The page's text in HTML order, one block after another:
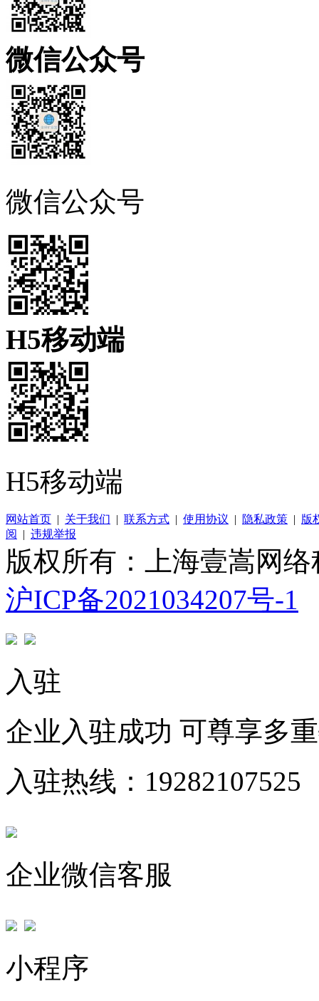
微信公众号
微信公众号
H5移动端
H5移动端
网站首页 | 关于我们 | 联系方式 | 使用协议 | 隐私政策 | 版
阅
| 违规举报
版权所有：上海壹嵩网
沪ICP备2021034207号-1
入驻
企业入驻成功 可尊享多
入驻热线：19282107525
企业微信客服
小程序